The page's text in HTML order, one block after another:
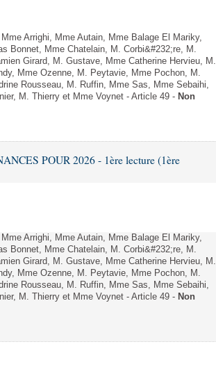
Arrighi, Mme Autain, Mme Balage El Mariky,
Bonnet, Mme Chatelain, M. Corbi&#232;re, M.
Girard, M. Gustave, Mme Catherine Hervieu, M.
Mme Ozenne, M. Peytavie, Mme Pochon, M.
Rousseau, M. Ruffin, Mme Sas, Mme Sebaihi,
M. Thierry et Mme Voynet - Article 49 - Non
POUR 2026 - 1ère lecture (1ère
Arrighi, Mme Autain, Mme Balage El Mariky,
Bonnet, Mme Chatelain, M. Corbi&#232;re, M.
Girard, M. Gustave, Mme Catherine Hervieu, M.
Mme Ozenne, M. Peytavie, Mme Pochon, M.
Rousseau, M. Ruffin, Mme Sas, Mme Sebaihi,
M. Thierry et Mme Voynet - Article 49 - Non